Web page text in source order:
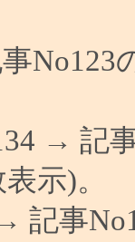
No123
→ 記
示)。
記事